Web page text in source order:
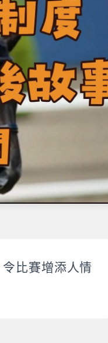
比賽增添人情